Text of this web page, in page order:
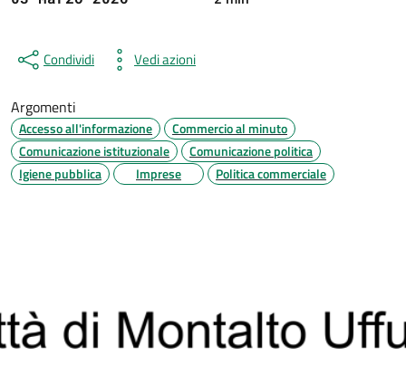
Condividi Vedi azioni
Argomenti
Accesso all'informazione
Commercio al minuto
Comunicazione istituzionale
Comunicazione politica
Igiene pubblica
Imprese Politica commerciale